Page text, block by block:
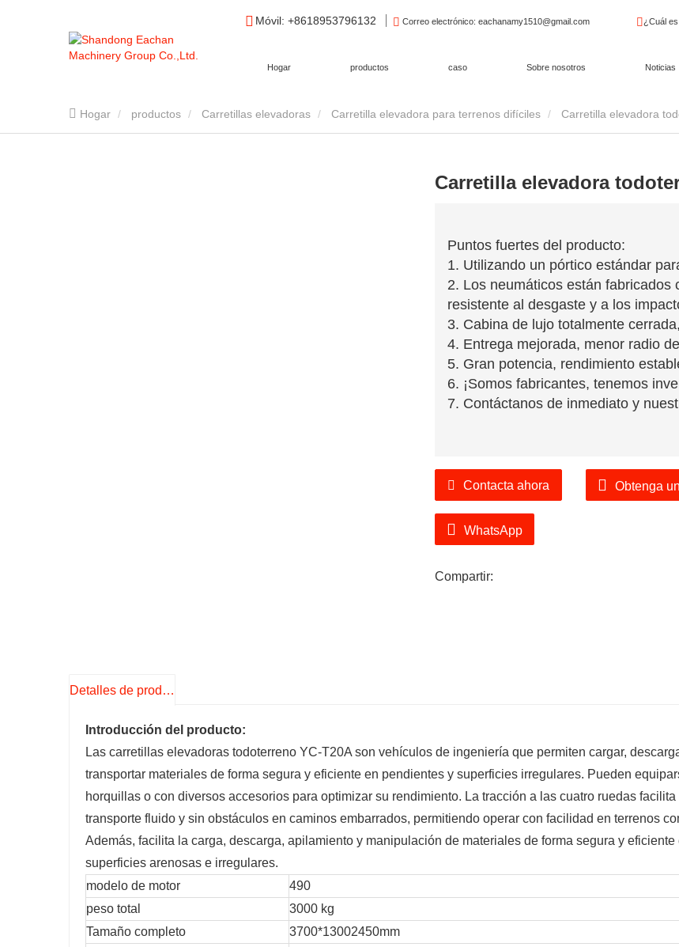
Hogar productos caso Sobre nosotros Noticias
Móvil: +8618953796132 Correo electrónico: eachanamy1510@gmail.com ¿Cuál
Hogar productos Carretillas elevadoras Carretilla elevadora para terrenos difíciles Carretilla elevadora
Carretilla elevadora
Puntos fuertes del producto:
1. Utilizando un pórtico estándar
2. Los neumáticos están
resistente al desgaste y a los
3. Cabina de lujo totalmente
4. Entrega mejorada, menor radio
5. Gran potencia, rendimiento
6. ¡Somos fabricantes, tenemos
7. Contáctanos de inmediato y
Contacta ahora Obtenga
WhatsApp
Compartir:
Detalles de producto
Introducción del producto:
Las carretillas elevadoras todoterreno YC-T20A son vehículos de ingeniería que permiten cargar,
transportar materiales de forma segura y eficiente en pendientes y superficies irregulares. Pueden
horquillas o con diversos accesorios para optimizar su rendimiento. La tracción a las cuatro ruedas facilita
transporte fluido y sin obstáculos en caminos embarrados, permitiendo operar con facilidad en terrenos
Además, facilita la carga, descarga, apilamiento y manipulación de materiales de forma segura y eficiente
superficies arenosas e irregulares.
modelo de motor
490
peso total
3000 kg
Tamaño completo
3700*13002450mm